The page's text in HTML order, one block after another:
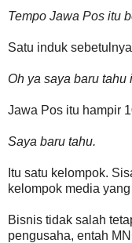
Tempo Jawa Pos itu
Satu induk
Oh ya saya baru tahu
Jawa Pos itu hampir
Saya baru tahu.
Itu satu kelompok.
kelompok media
Bisnis tidak salah
pengusaha, entah